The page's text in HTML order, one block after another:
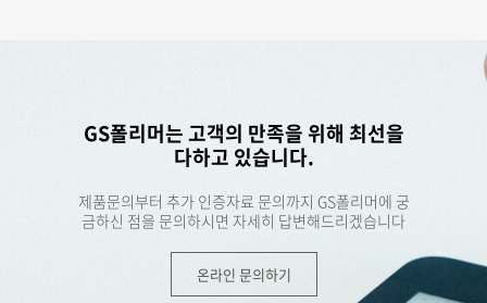
GS폴리머는 고객의 만족을 위해 최선을
다하고 있습니다.
제품문의부터 추가 인증자료 문의까지 GS폴리머에 궁
금하신 점을 문의하시면 자세히 답변해드리겠습니다
온라인 문의하기